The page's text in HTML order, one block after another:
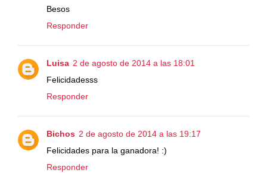
Besos
Responder
Luisa 2 de agosto de 2014 a las 18:01
Felicidadesss
Responder
Bichos 2 de agosto de 2014 a las 19:17
Felicidades para la ganadora! :)
Responder